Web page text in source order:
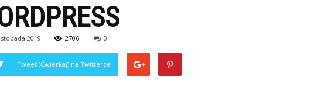
2019 2706 0
Tweet (Ćwierkaj) na Twitterze